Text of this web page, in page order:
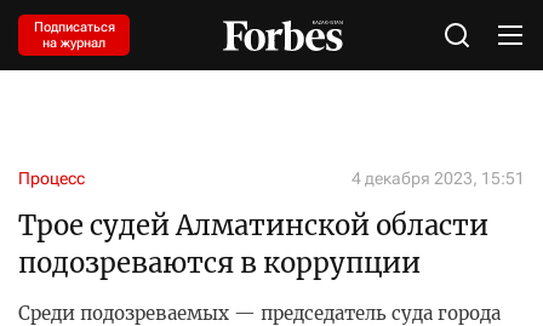
Подписаться
на журнал
Процесс 4 декабря 2023, 15:51
Трое судей Алматинской области
подозреваются в коррупции
Среди подозреваемых — председатель суда города